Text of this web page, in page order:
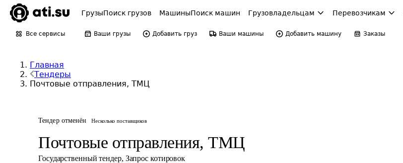
ГрузыПоиск грузов МашиныПоиск машин Грузовладельцам Перевозчикам
Все сервисы Ваши грузы Добавить груз Ваши машины Добавить машину Заказы
Главная
Тендеры
Почтовые отправления, ТМЦ
Тендер отменён Несколько поставщиков
Почтовые отправления, ТМЦ
Государственный тендер, Запрос котировок